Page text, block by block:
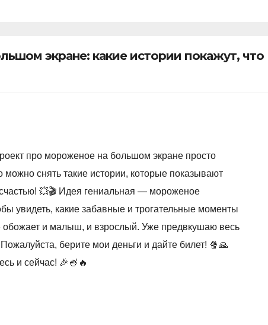
экране: какие истории покажут, что
про мороженое на большом экране просто
снять такие истории, которые показывают
💥🎬 Идея гениальная — мороженое
увидеть, какие забавные и трогательные моменты
обожает и малыш, и взрослый. Уже предвкушаю весь
берите мои деньги и дайте билет! 🍿🙏
и сейчас! 🎉🍧🔥